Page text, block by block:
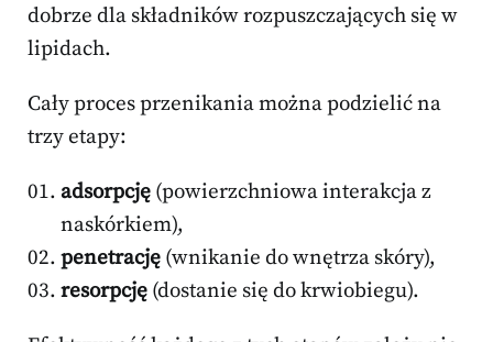
dobrze dla składników rozpuszczających się w
lipidach.
Cały proces przenikania można podzielić na
trzy etapy:
adsorpcję (powierzchniowa interakcja z
naskórkiem),
penetrację (wnikanie do wnętrza skóry),
resorpcję (dostanie się do krwiobiegu).